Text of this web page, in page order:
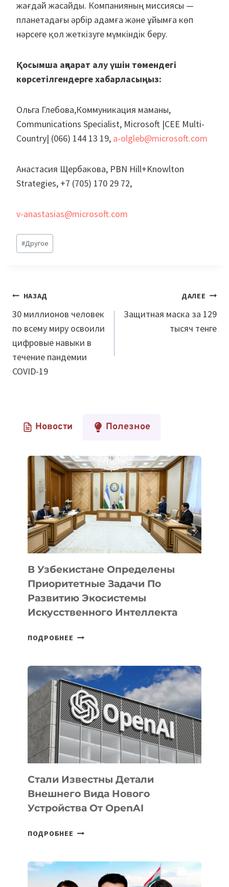
жағдай жасайды. Компанияның миссиясы —
планетадағы әрбір адамға және ұйымға көп
нәрсеге қол жеткізуге мүмкіндік беру.
Қосымша ақпарат алу үшін төмендегі
көрсетілгендерге хабарласыңыз:
Ольга Глебова,Коммуникация маманы,
Communications Specialist, Microsoft |CEE Multi-
Country| (066) 144 13 19, a-olgleb@microsoft.com
Анастасия Щербакова, PBN Hill+Knowlton
Strategies, +7 (705) 170 29 72,
v-anastasias@microsoft.com
Метки
записи:
#Другое
Навигация
по
записям
НАЗАД
30 миллионов человек
по всему миру освоили
цифровые навыки в
течение пандемии
COVID-19
ДАЛЕЕ
Защитная маска за 129
тысяч тенге
Новости Полезное
В Узбекистане Определены
Приоритетные Задачи По
Развитию Экосистемы
Искусственного Интеллекта
ПОДРОБНЕЕ
ПРИОРИТЕТНЫЕ
ЗАДАЧИ
ПО
РАЗВИТИЮ
ЭКОСИСТЕМЫ
ИСКУССТВЕННОГО
ИНТЕЛЛЕКТА
Стали Известны Детали
Внешнего Вида Нового
Устройства От OpenAI
ПОДРОБНЕЕ СТАЛИ
ВНЕШНЕГО
ВИДА